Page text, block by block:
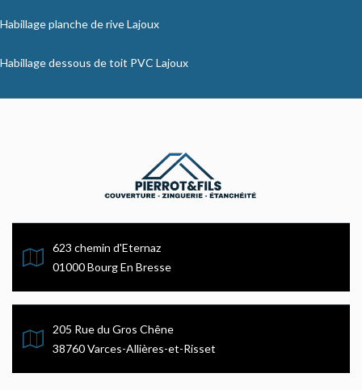
Habillage planche de rive Lajoux
Habillage dessous de toit PVC Lajoux
623 chemin d'Eternaz
01000 Bourg En Bresse
205 Rue du Gros Chêne
38760 Varces-Allières-et-Risset